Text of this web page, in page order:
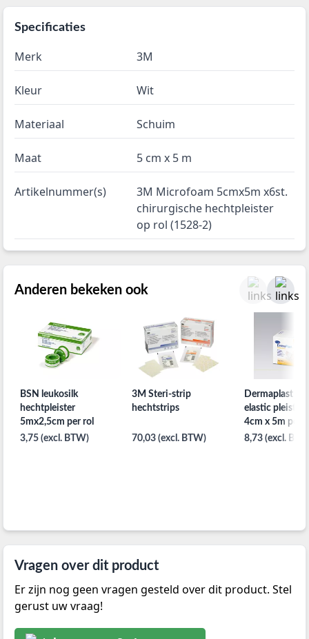
Specificaties
Merk 3M
Kleur Wit
Materiaal Schuim
Maat 5 cm x 5 m
Artikelnummer(s)
3M Microfoam 5cmx5m x6st.
chirurgische hechtpleister
op rol (1528-2)
Anderen bekeken ook
BSN leukosilk
hechtpleister
5mx2,5cm per rol
3,75 (excl. BTW)
3M Steri-strip
hechtstrips
70,03 (excl. BTW)
Dermaplast
elastic pleister
4cm x 5m per
8,73 (excl.
Vragen over dit product
Er zijn nog geen vragen gesteld over dit product. Stel
gerust uw vraag!